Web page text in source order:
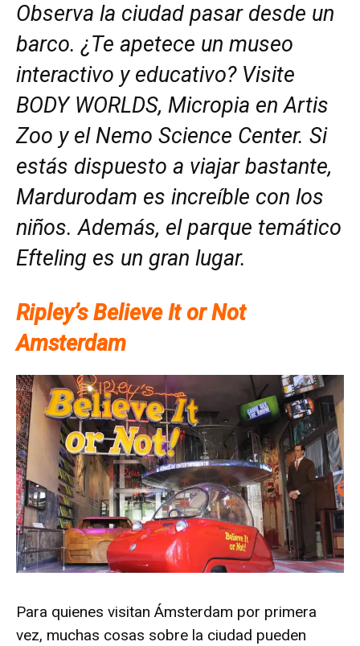
Observa la ciudad pasar desde un
barco. ¿Te apetece un museo
interactivo y educativo? Visite
BODY WORLDS, Micropia en Artis
Zoo y el Nemo Science Center. Si
estás dispuesto a viajar bastante,
Mardurodam es increíble con los
niños. Además, el parque temático
Efteling es un gran lugar.
Ripley’s Believe It or Not
Amsterdam
Para quienes visitan Ámsterdam por primera
vez, muchas cosas sobre la ciudad pueden